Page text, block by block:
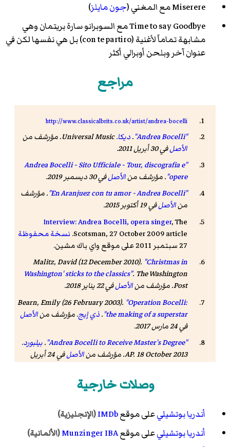
Miserereمع المغني (جون مايلز)
Time to say Goodbyeمع السوبرانو سارة بريتمان وهي
مشابهة تماماً لأغنية (con te partiro) بل هي نفسها لكن في
عنوان آخر وبلحن أوبرالي أكثر
مراجع
http://www.classicalbrits.co.uk/artist/andrea-bocelli
"Andrea Bocelli"
.ديكا. Universal Music. مؤرشف من
الأصلفي 30 أبريل 2011
.
"Andrea Bocelli - Sito Ufficiale - Tour, discografia e
opere" . مؤرشف منالأصلفي 30 ديسمبر 2019.
"En Aranjuez con tu amor - Andrea Bocelli"
. مؤرشف
منالأصلفي 19 أكتوبر 2015
.
Interview: Andrea Bocelli, opera singer,The
Scotsman, 27 October 2009 article.
نسخة محفوظة
27 سبتمبر 2011 على موقع واي باك مشين.
Malitz, David (12 December 2010). "Christmas in
Washington' sticks to the classics". The Washington
Post. مؤرشف منالأصلفي 22 يناير 2018
.
Bearn, Emily (26 February 2003). "Operation Bocelli:
the making of a superstar"
.ذي إيج. مؤرشف منالأصل
في 24 مارس 2017
.
"Andrea Bocelli to Receive Master's Degree"
.بيلبورد.
AP. 18 October 2013. مؤرشف من
الأصل
في 24 أبريل
. 6 September 2012. مؤرشف من
.
مؤرشف منالأصلفي 13 مايو 2016
.
وصلات خارجية
أندريا بوتشيليعلى موقعIMDb(الإنجليزية)
أندريا بوتشيليعلى موقعMunzinger IBA(الألمانية)